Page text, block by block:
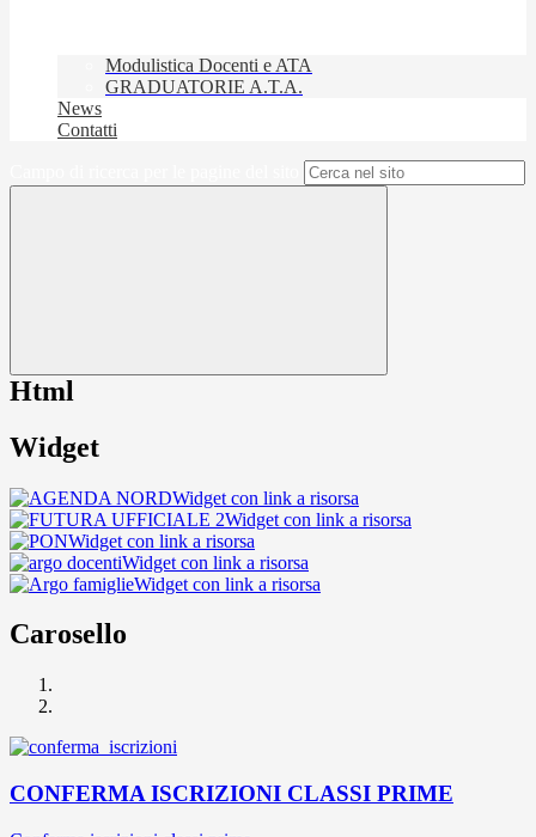
Modulistica Docenti e ATA
GRADUATORIE A.T.A.
News
Contatti
Html
Widget
Widget con link a risorsa
Widget con link a risorsa
Widget con link a risorsa
Widget con link a risorsa
Widget con link a risorsa
Carosello
CONFERMA ISCRIZIONI CLASSI PRIME